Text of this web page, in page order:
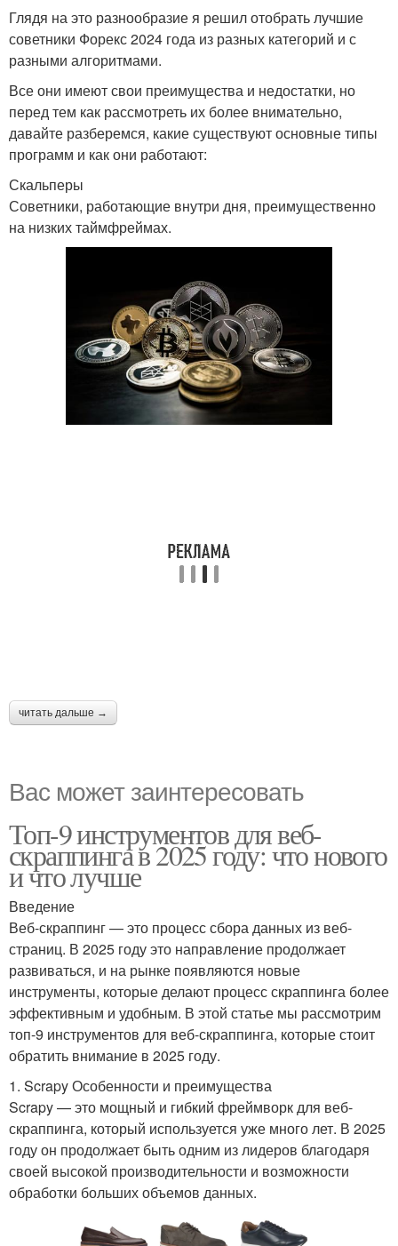
Глядя на это разнообразие я решил отобрать лучшие
советники Форекс 2024 года из разных категорий и с
разными алгоритмами.
Все они имеют свои преимущества и недостатки, но
перед тем как рассмотреть их более внимательно,
давайте разберемся, какие существуют основные типы
программ и как они работают:
Скальперы
Советники, работающие внутри дня, преимущественно
на низких таймфреймах.
читать дальше →
Вас может заинтересовать
Топ-9 инструментов для веб-
скраппинга в 2025 году: что нового
и что лучше
Введение
Веб-скраппинг — это процесс сбора данных из веб-
страниц. В 2025 году это направление продолжает
развиваться, и на рынке появляются новые
инструменты, которые делают процесс скраппинга более
эффективным и удобным. В этой статье мы рассмотрим
топ-9 инструментов для веб-скраппинга, которые стоит
обратить внимание в 2025 году.
1. Scrapy Особенности и преимущества
Scrapy — это мощный и гибкий фреймворк для веб-
скраппинга, который используется уже много лет. В 2025
году он продолжает быть одним из лидеров благодаря
своей высокой производительности и возможности
обработки больших объемов данных.